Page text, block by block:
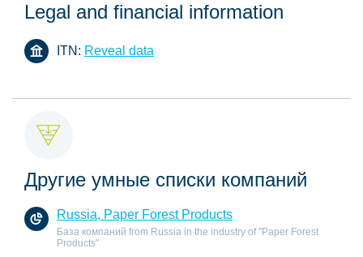
Legal and financial information
ITN: Reveal data
Другие умные списки компаний
Russia, Paper Forest Products
База компаний from Russia in the industry of "Paper Forest
Products"